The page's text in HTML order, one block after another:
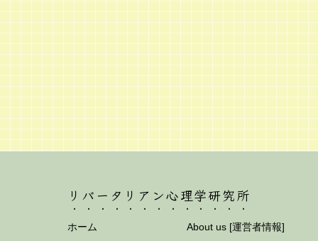
リバータリアン心理学研究所
ホーム About us [運営者情報]